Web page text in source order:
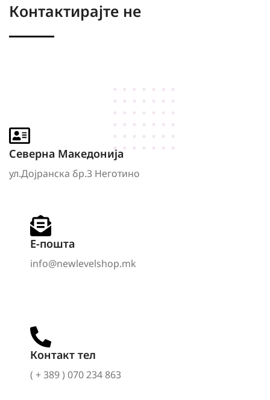
Контактирајте не
Северна Македонија
ул.Дојранска бр.3 Неготино
Е-пошта
info@newlevelshop.mk
Контакт тел
( + 389 ) 070 234 863